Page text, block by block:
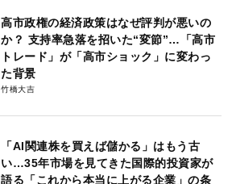
高市政権の経済政策はなぜ評判が悪いの
か？ 支持率急落を招いた“変節”…「高市
トレード」が「高市ショック」に変わっ
た背景
竹橋大吉
「AI関連株を買えば儲かる」はもう古
い…35年市場を見てきた国際的投資家が
語る「これから本当に上がる企業」の条